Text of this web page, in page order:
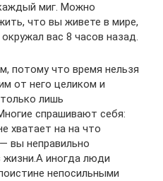
миг. Можно
что вы живете в мире,
вас 8 часов назад.
потому что время нельзя
от него целиком и
лишь
спрашивают себя:
хватает на на что
вы неправильно
жизни.А иногда люди
непосильными